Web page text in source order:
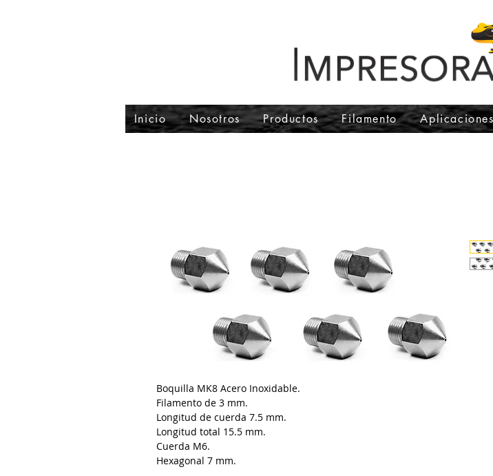
Inicio Nosotros Productos Filamento
Boquilla MK8 Acero Inoxidable.
Filamento de 3 mm.
Longitud de cuerda 7.5 mm.
Longitud total 15.5 mm.
Cuerda M6.
Hexagonal 7 mm.